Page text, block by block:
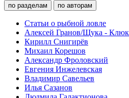
по разделам по авторам
Статьи о рыбной ловле
Алексей Гранов/Щука -
Кирилл Снигирёв
Михаил Корешов
Александр Фроловский
Евгения Инжелевская
Владимир Савельев
Илья Сазанов